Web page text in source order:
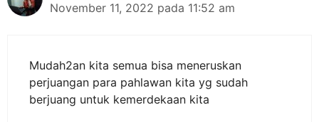
November 11, 2022 pada 11:52 am
Mudah2an kita semua bisa meneruskan
perjuangan para pahlawan kita yg sudah
berjuang untuk kemerdekaan kita